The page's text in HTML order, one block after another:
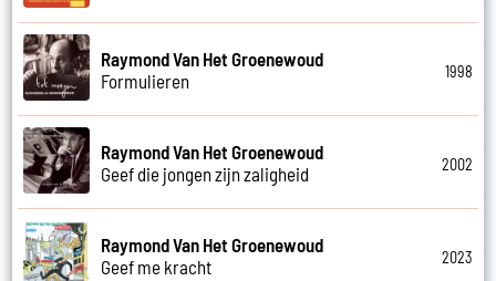
Raymond Van Het Groenewoud
Formulieren
1998
Raymond Van Het Groenewoud
Geef die jongen zijn zaligheid
2002
Raymond Van Het Groenewoud
Geef me kracht
2023